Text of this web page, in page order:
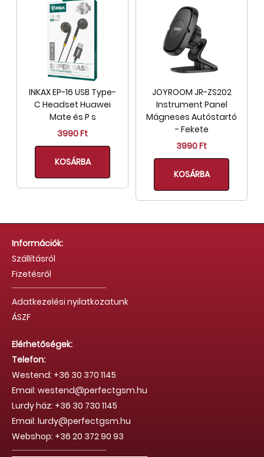
INKAX EP-16 USB Type-
C Headset Huawei
Mate és P s
3990 Ft
KOSÁRBA
JOYROOM JR-ZS202
Instrument Panel
Mágneses Autóstartó
- Fekete
3990 Ft
KOSÁRBA
Információk:
Szállításról
Fizetésről
Adatkezelési nyilatkozatunk
ÁSZF
Elérhetőségek:
Telefon:
Westend: +36 30 370 1145
Email: westend@perfectgsm.hu
Lurdy ház: +36 30 730 1145
Email: lurdy@perfectgsm.hu
Webshop: +36 20 372 90 93